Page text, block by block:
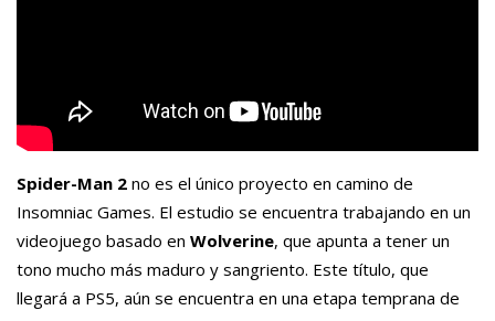
Spider-Man 2 no es el único proyecto en camino de
Insomniac Games. El estudio se encuentra trabajando en un
videojuego basado en Wolverine, que apunta a tener un
tono mucho más maduro y sangriento. Este título, que
llegará a PS5, aún se encuentra en una etapa temprana de